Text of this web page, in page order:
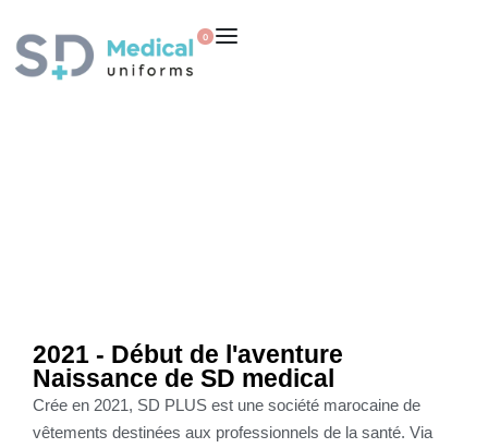
0
2021 - Début de l'aventure
Naissance de SD medical
Crée en 2021, SD PLUS est une société marocaine de
vêtements destinées aux professionnels de la santé. Via